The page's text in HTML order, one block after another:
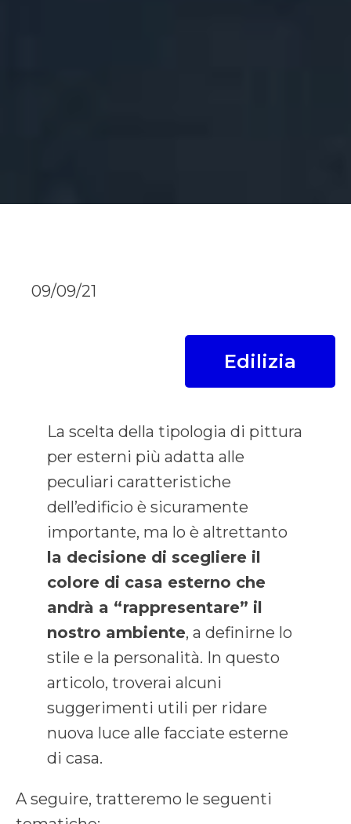
09/09/21
Edilizia
La scelta della tipologia di pittura
per esterni più adatta alle
peculiari caratteristiche
dell’edificio è sicuramente
importante, ma lo è altrettanto
la decisione di scegliere il
colore di casa esterno che
andrà a “rappresentare” il
nostro ambiente, a definirne lo
stile e la personalità. In questo
articolo, troverai alcuni
suggerimenti utili per ridare
nuova luce alle facciate esterne
di casa.
A seguire, tratteremo le seguenti